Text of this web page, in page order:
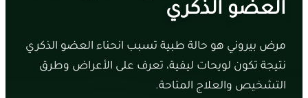
العضو الذكري
مرض بيروني هو حالة طبية تسبب انحناء العضو الذكري
نتيجة تكون لويحات ليفية، تعرف على الأعراض وطرق
التشخيص والعلاج المتاحة.